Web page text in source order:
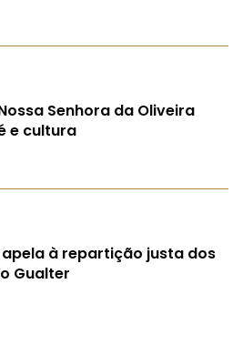
Senhora da Oliveira
e cultura
à repartição justa dos
Gualter